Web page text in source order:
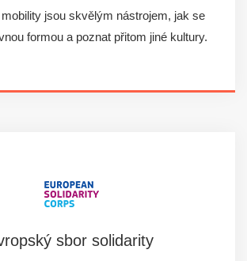
jsou skvělým nástrojem, jak se
formou a poznat přitom jiné kultury.
sbor solidarity